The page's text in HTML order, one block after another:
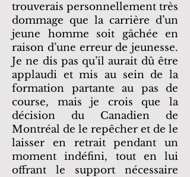
trouverais personnellement très
dommage que la carrière d’un
jeune homme soit gâchée en
raison d’une erreur de jeunesse.
Je ne dis pas qu’il aurait dû être
applaudi et mis au sein de la
formation partante au pas de
course, mais je crois que la
décision du Canadien de
Montréal de le repêcher et de le
laisser en retrait pendant un
moment indéfini, tout en lui
offrant le support nécessaire